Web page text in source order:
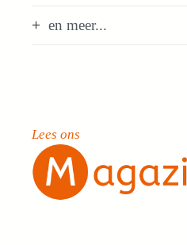
en meer...
Lees ons